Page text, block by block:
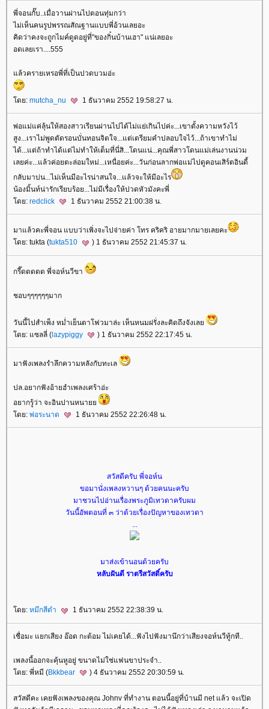
พี่จอนกั๊บ..เมื่อวานผ่านไปตอนทุ่มกว่า
ไม่เห็นคนรูปพรรณสัณฐานแบบพี่อ้วนเลยอะ
คิดว่าคงจะถูกไมค์ดูดอยู่ที่"ของกิ๋นบ้านเฮา" แน่เลยอะ
อดเลยเรา....555
ล้วครายเหรอพี่ที่เป็นปวดบวมอ่ะ
ดย: mutcha_nu 1 ธันวาคม 2552 19:58:27 น.
พ่อแม่แค่ลุ้นให้สองสาวเรียนผ่านไปได้ไม่แย่เกินไปค่ะ...เขาตั้งความหวังไว้
สูง...เราไม่พูดตัดรอนบั่นทอนจิตใจ...แต่เตรียมคำปลอบใจไว้...ถ้าเขาทำไม่
ได้...แต่ถ้าทำได้แต่ไม่ทำให้เต็มที่นี่สิ...โดนแน่...คุณพี่สาวโดนแม่เล่นงานน่วม
เลยค่ะ...แล้วค่อยตะล่อมใหม่...เหนื่อยค่ะ...วันก่อนลากพ่อแม่ไปดูคอนเสิร์ตอินดี้
กลับมาบ่น...ไม่เห็นมีอะไรน่าสนใจ...แล้วจะให้มีอะไร
น้องมิ้นท์น่ารักเรียบร้อย...ไม่มีเรื่องให้ปวดหัวมังคะพี่
ดย: redclick 1 ธันวาคม 2552 21:00:38 น.
มาแล้วคะพี่จอน แบบว่าเพิ่งจะไปจ่ายค่า โทร คริคริ อายมากมายเลยคะ
ดย: tukta (tukta510 ) 1 ธันวาคม 2552 21:45:37 น.
กรี๊ดดดดด พี่จอห์นวีขา
ชอบๆๆๆๆๆๆมาก
วันนี้ไปสำเพ็ง หม่ำเย็นตาโฟวมาล่ะ เห็นหนมฝรั่งละคิดถึงจังเล
ดย: แซลลี่ (lazypiggy ) 1 ธันวาคม 2552 22:17:45 น.
มาฟังเพลงรำลึกความหลังกับทะเล
ปล.อยากฟังอ้ายฮำเพลงเศร้าอ่ะ
อยากรู้ว่า จะอินปานหนา
ดย: พ่อระนาด 1 ธันวาคม 2552 22:26:48 น.
สวัสดีครับ พี่จอห์น
ขอมานั่งเพลงหวานๆ ด้วยคนนะครับ
มาชวนไปอ่านเรื่องพระภูมิเทวดาครับผม
วันนี้อัพตอนที่ ๓ ว่าด้วยเรื่องปัญหาของเทวดา
...
มาส่งเข้านอนด้วยครับ
หลับฝันดี ราตรีสวัสดิ์ครับ
ดย: หมึกสีดำ 1 ธันวาคม 2552 22:38:39 น.
เชื่อมะ แยกเสียง อ๊อด กะต้อม ไม่เคยได้...ฟังไปฟังมานึกว่าเสียงจอห์นวีทู้กที..
เพลงนี้ออกจะคุ้นหูอยู่ ขนาดไม่ใช่แฟนขาประจำ..
ดย: พี่หมี (Bkkbear ) 4 ธันวาคม 2552 20:30:59 น.
สวัสดีคะ เคยฟังเพลงของคุณ Johnv ที่ทำงาน ตอนนี้อยู่ที่บ้านมี net แล้ว จะเปิด